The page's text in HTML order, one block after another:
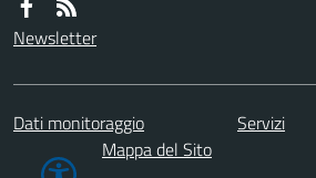
Newsletter
Dati monitoraggio Servizi
Mappa del Sito